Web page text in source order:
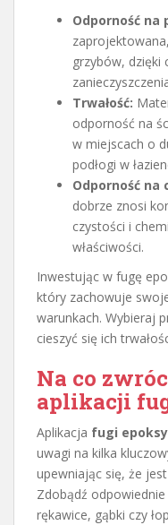
Odporność na
grzybów, dzięki
Trwałość:
odporność na
w miejscach o
podłogi w
Odporność na
dobrze znosi
czystości i
właściwości.
Inwestując w fugę
który zachowuje
warunkach. Wybieraj
cieszyć się ich
Na co
aplikacji
Aplikacja fugi
uwagi na kilka
upewniając się, że
Zdobądź
rękawice, gąbki czy